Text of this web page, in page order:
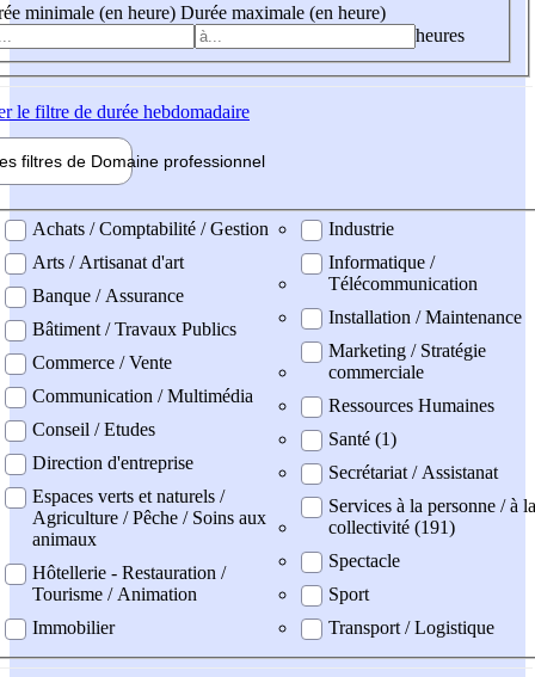
minimale (en heure) Durée maximale (en heure)
heures
le filtre de durée hebdomadaire
filtres de Domaine professionnel
professionel
Achats / Comptabilité / Gestion
Arts / Artisanat d'art
Banque / Assurance
Bâtiment / Travaux Publics
Commerce / Vente
Communication / Multimédia
Conseil / Etudes
Direction d'entreprise
Espaces verts et naturels /
Agriculture / Pêche / Soins aux
animaux
Hôtellerie - Restauration /
Tourisme / Animation
Immobilier
Industrie
Informatique /
Télécommunication
Installation / Maintenance
Marketing / Stratégie
commerciale
Ressources Humaines
Santé (1)
Secrétariat / Assistanat
Services à la personne / à la
collectivité (191)
Spectacle
Sport
Transport / Logistique